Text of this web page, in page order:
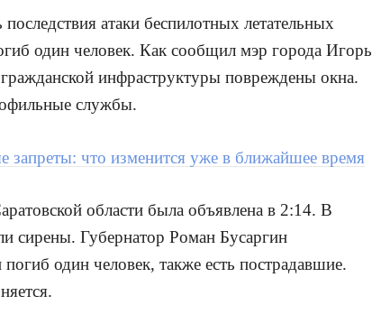
атаки беспилотных летательных
один человек. Как сообщил мэр города Игорь
инфраструктуры повреждены окна.
службы.
запреты: что изменится уже в ближайшее время
области была объявлена в 2:14. В
сирены. Губернатор Роман Бусаргин
погиб один человек, также есть пострадавшие.